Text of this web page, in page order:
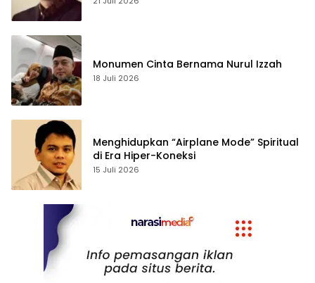
Monumen Cinta Bernama Nurul Izzah
18 Juli 2026
Menghidupkan “Airplane Mode” Spiritual
di Era Hiper-Koneksi
15 Juli 2026